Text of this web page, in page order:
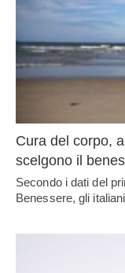
Cura del corpo,
scelgono il
Secondo i dati del
Benessere, gli